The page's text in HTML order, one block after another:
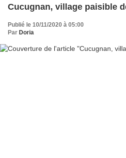
Cucugnan, village paisible
Publié le 10/11/2020 à 05:00
Par Doria